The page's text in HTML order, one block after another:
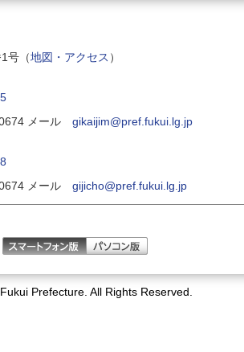
号（地図・アクセス ）
メール gikaijim@pref.fukui.lg.jp
メール gijicho@pref.fukui.lg.jp
Prefecture. All Rights Reserved.